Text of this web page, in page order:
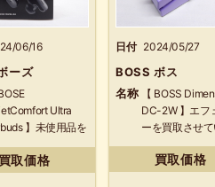
06/16
ーズ
BOSE
Ultra
】未使用品を
！
買取価格
日付 2024/05/27
BOSS ボス
名称
【 BOSS
DC-2W 】エフ
ーを買取させ
きました！
買取価格